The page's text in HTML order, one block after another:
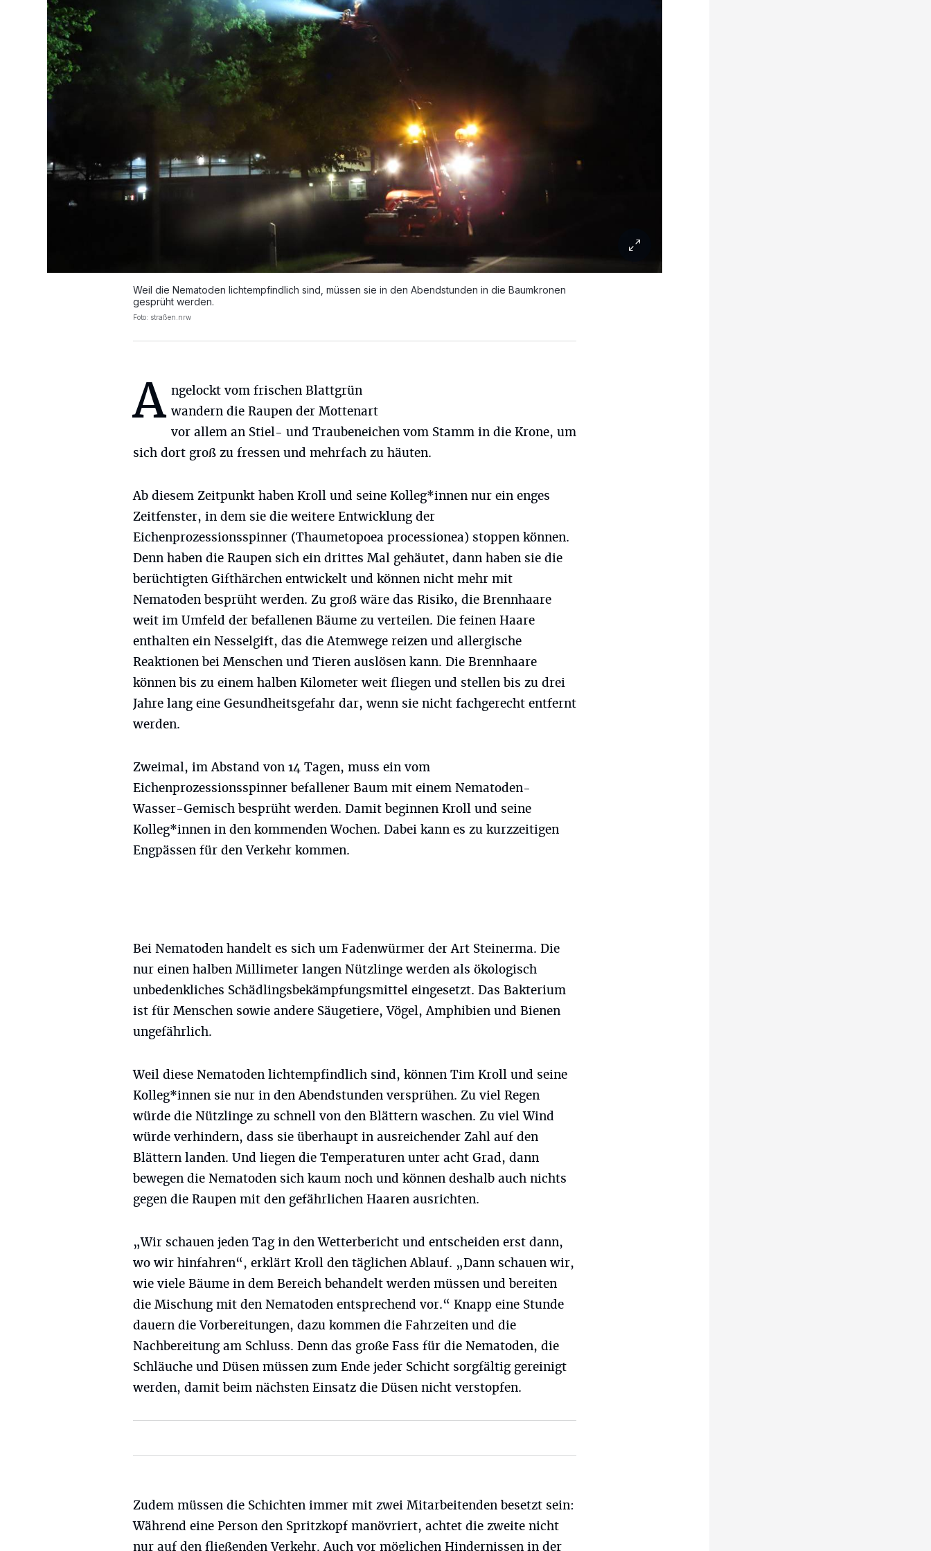
Weil die Nematoden lichtempfindlich sind, müssen sie in den Abendstunden in die Baumkronen
gesprüht werden.
Foto: straßen.nrw
A ngelockt vom frischen Blattgrün
wandern die Raupen der Mottenart
vor allem an Stiel- und Traubeneichen vom Stamm in die Krone, um
sich dort groß zu fressen und mehrfach zu häuten.
Ab diesem Zeitpunkt haben Kroll und seine Kolleg*innen nur ein enges
Zeitfenster, in dem sie die weitere Entwicklung der
Eichenprozessionsspinner (Thaumetopoea processionea) stoppen können.
Denn haben die Raupen sich ein drittes Mal gehäutet, dann haben sie die
berüchtigten Gifthärchen entwickelt und können nicht mehr mit
Nematoden besprüht werden. Zu groß wäre das Risiko, die Brennhaare
weit im Umfeld der befallenen Bäume zu verteilen. Die feinen Haare
enthalten ein Nesselgift, das die Atemwege reizen und allergische
Reaktionen bei Menschen und Tieren auslösen kann. Die Brennhaare
können bis zu einem halben Kilometer weit fliegen und stellen bis zu drei
Jahre lang eine Gesundheitsgefahr dar, wenn sie nicht fachgerecht entfernt
werden.
Zweimal, im Abstand von 14 Tagen, muss ein vom
Eichenprozessionsspinner befallener Baum mit einem Nematoden-
Wasser-Gemisch besprüht werden. Damit beginnen Kroll und seine
Kolleg*innen in den kommenden Wochen. Dabei kann es zu kurzzeitigen
Engpässen für den Verkehr kommen.
Bei Nematoden handelt es sich um Fadenwürmer der Art Steinerma. Die
nur einen halben Millimeter langen Nützlinge werden als ökologisch
unbedenkliches Schädlingsbekämpfungsmittel eingesetzt. Das Bakterium
ist für Menschen sowie andere Säugetiere, Vögel, Amphibien und Bienen
ungefährlich.
Weil diese Nematoden lichtempfindlich sind, können Tim Kroll und seine
Kolleg*innen sie nur in den Abendstunden versprühen. Zu viel Regen
würde die Nützlinge zu schnell von den Blättern waschen. Zu viel Wind
würde verhindern, dass sie überhaupt in ausreichender Zahl auf den
Blättern landen. Und liegen die Temperaturen unter acht Grad, dann
bewegen die Nematoden sich kaum noch und können deshalb auch nichts
gegen die Raupen mit den gefährlichen Haaren ausrichten.
„Wir schauen jeden Tag in den Wetterbericht und entscheiden erst dann,
wo wir hinfahren“, erklärt Kroll den täglichen Ablauf. „Dann schauen wir,
wie viele Bäume in dem Bereich behandelt werden müssen und bereiten
die Mischung mit den Nematoden entsprechend vor.“ Knapp eine Stunde
dauern die Vorbereitungen, dazu kommen die Fahrzeiten und die
Nachbereitung am Schluss. Denn das große Fass für die Nematoden, die
Schläuche und Düsen müssen zum Ende jeder Schicht sorgfältig gereinigt
werden, damit beim nächsten Einsatz die Düsen nicht verstopfen.
Zudem müssen die Schichten immer mit zwei Mitarbeitenden besetzt sein:
Während eine Person den Spritzkopf manövriert, achtet die zweite nicht
nur auf den fließenden Verkehr. Auch vor möglichen Hindernissen in der